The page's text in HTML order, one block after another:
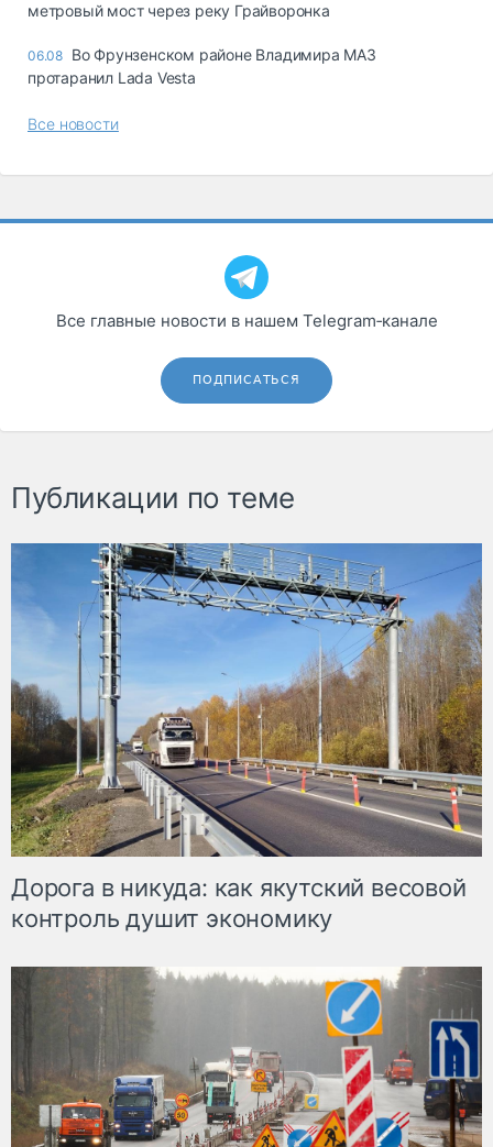
метровый мост через реку Грайворонка
06.08 Во Фрунзенском районе Владимира МАЗ
протаранил Lada Vesta
Все новости
Все главные новости в нашем Telegram‑канале
ПОДПИСАТЬСЯ
Публикации по теме
Дорога в никуда: как якутский весовой
контроль душит экономику